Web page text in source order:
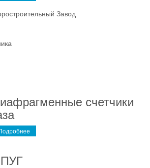
Завод
счетчики